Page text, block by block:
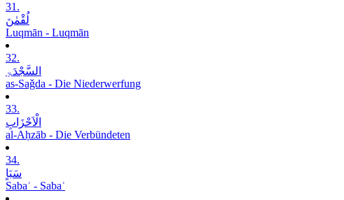
31.
لُقْمٰنَ
Luqmān - Luqmān
32.
السَّجْدَۃِ
as-Saǧda - Die Niederwerfung
33.
الْاَحْزَابِ
al-Aḥzāb - Die Verbündeten
34.
سَبَاٍ
Sabaʾ - Sabaʾ